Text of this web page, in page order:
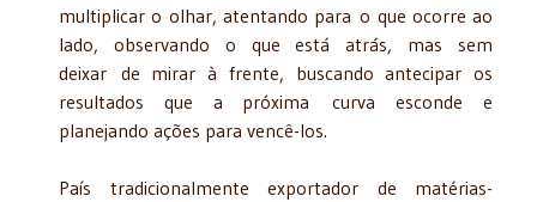
multiplicar o olhar, atentando para o que ocorre ao
lado, observando o que está atrás, mas sem
deixar de mirar à frente, buscando antecipar os
resultados que a próxima curva esconde e
planejando ações para vencê-los.
País tradicionalmente exportador de matérias-